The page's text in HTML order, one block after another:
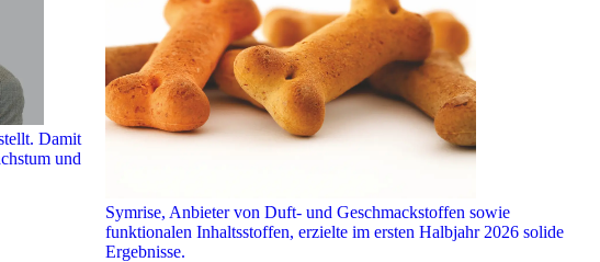
Damit
und
Symrise, Anbieter von Duft- und Geschmackstoffen sowie
funktionalen Inhaltsstoffen, erzielte im ersten Halbjahr 2026 solide
Ergebnisse.